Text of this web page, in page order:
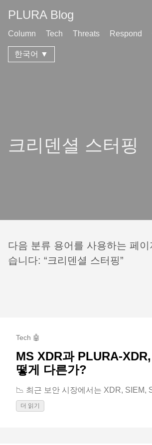
PLURA Blog
Column Tech Threats Respond
한국어 ▼
크리덴셜 스터핑
다음 분류 용어를 사용하는 페이
습니다: “크리덴셜 스터핑”
Tech 🤖
MS XDR과 PLURA-
떻게 다른가?
📉 최근 보안 시장에서는 XDR, SIEM,
더 읽기